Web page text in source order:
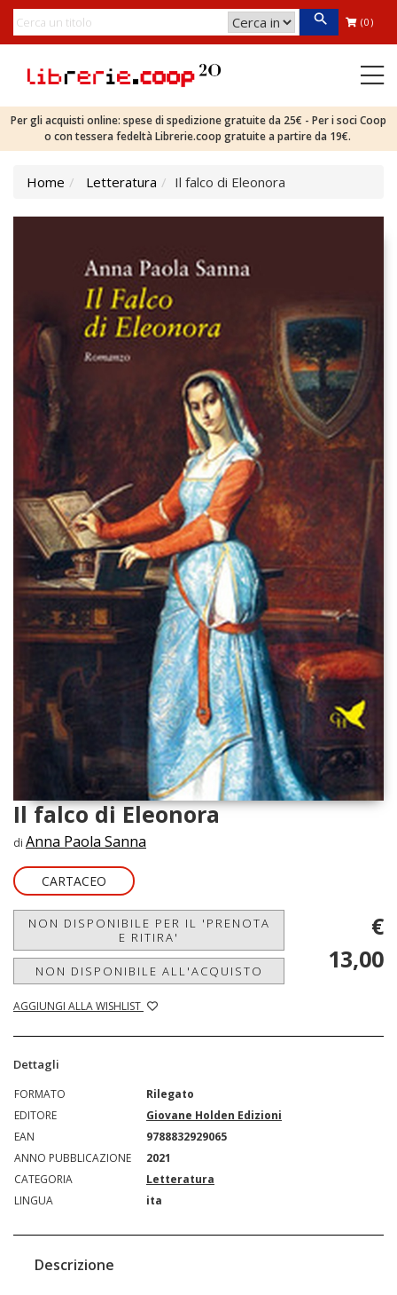
(0)
Per gli acquisti online: spese di spedizione gratuite da 25€ - Per i soci Coop
o con tessera fedeltà Librerie.coop gratuite a partire da 19€.
Home Letteratura Il falco di Eleonora
Il falco di Eleonora
di Anna Paola Sanna
CARTACEO
NON DISPONIBILE PER IL 'PRENOTA
E RITIRA'
NON DISPONIBILE ALL'ACQUISTO
AGGIUNGI ALLA WISHLIST
€
13,00
Dettagli
FORMATO
Rilegato
EDITORE
Giovane Holden Edizioni
EAN
9788832929065
ANNO PUBBLICAZIONE
2021
CATEGORIA
Letteratura
LINGUA
ita
Descrizione